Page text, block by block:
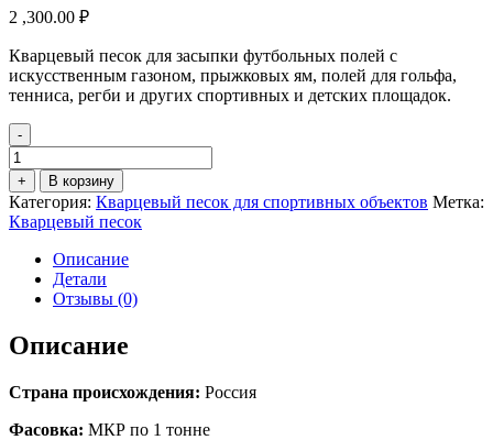
2 ,300.00 ₽
Кварцевый песок для засыпки футбольных полей с
искусственным газоном, прыжковых ям, полей для гольфа,
тенниса, регби и других спортивных и детских площадок.
-
Количество
товара
Кварцевый
песок
фр.
0,30-
0,60
+ В корзину
Категория: Кварцевый песок для спортивных объектов Метка:
Кварцевый песок
Описание
Детали
Отзывы (0)
Описание
Страна происхождения: Россия
Фасовка: МКР по 1 тонне